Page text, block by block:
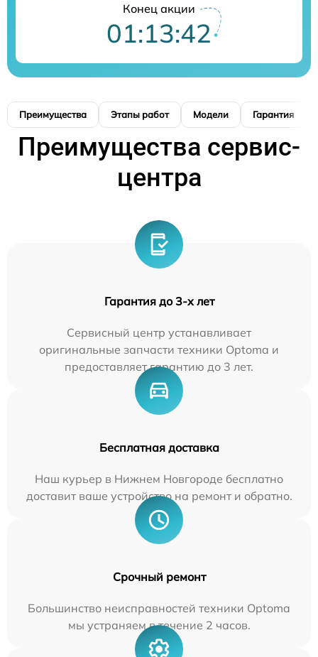
Конец акции
01:13:41
Преимущества Этапы работ Модели Гарантия
Преимущества сервис-
центра
Гарантия до 3-х лет
Сервисный центр устанавливает
оригинальные запчасти техники Optoma и
предоставляет гарантию до 3 лет.
Бесплатная доставка
Наш курьер в Нижнем Новгороде бесплатно
доставит ваше устройство на ремонт и обратно.
Срочный ремонт
Большинство неисправностей техники Optoma
мы устраняем в течение 2 часов.